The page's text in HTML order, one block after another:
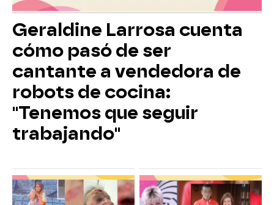
Geraldine Larrosa cuenta
cómo pasó de ser
cantante a vendedora de
robots de cocina:
"Tenemos que seguir
trabajando"